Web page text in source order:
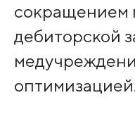
сокращением
дебиторской